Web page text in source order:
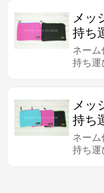
メッ
持ち
ネー
持ち
メッ
持ち
ネー
持ち